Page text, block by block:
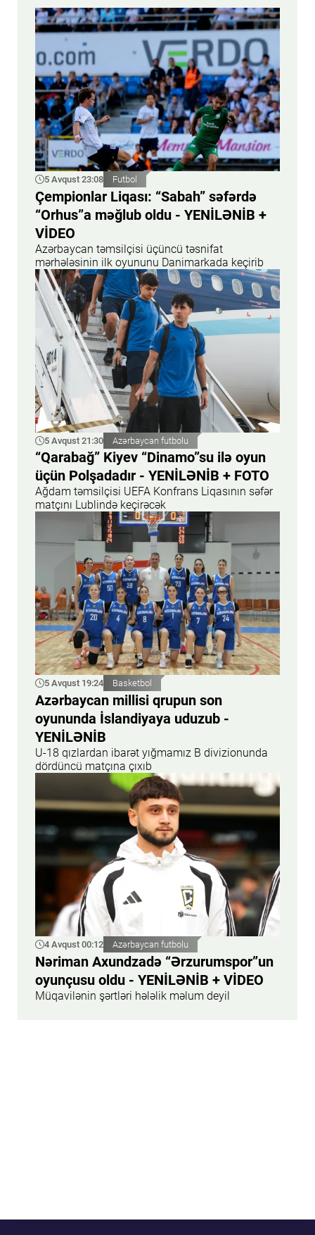
5 Avqust 23:08 Futbol
Çempionlar Liqası: “Sabah” səfərdə
“Orhus”a məğlub oldu - YENİLƏNİB +
VİDEO
Azərbaycan təmsilçisi üçüncü təsnifat
mərhələsinin ilk oyununu Danimarkada keçirib
5 Avqust 21:30 Azərbaycan futbolu
“Qarabağ” Kiyev “Dinamo”su ilə oyun
üçün Polşadadır - YENİLƏNİB + FOTO
Ağdam təmsilçisi UEFA Konfrans Liqasının səfər
matçını Lublində keçirəcək
5 Avqust 19:24 Basketbol
Azərbaycan millisi qrupun son
oyununda İslandiyaya uduzub -
YENİLƏNİB
U-18 qızlardan ibarət yığmamız B divizionunda
dördüncü matçına çıxıb
4 Avqust 00:12 Azərbaycan futbolu
Nəriman Axundzadə “Ərzurumspor”un
oyunçusu oldu - YENİLƏNİB + VİDEO
Müqavilənin şərtləri hələlik məlum deyil